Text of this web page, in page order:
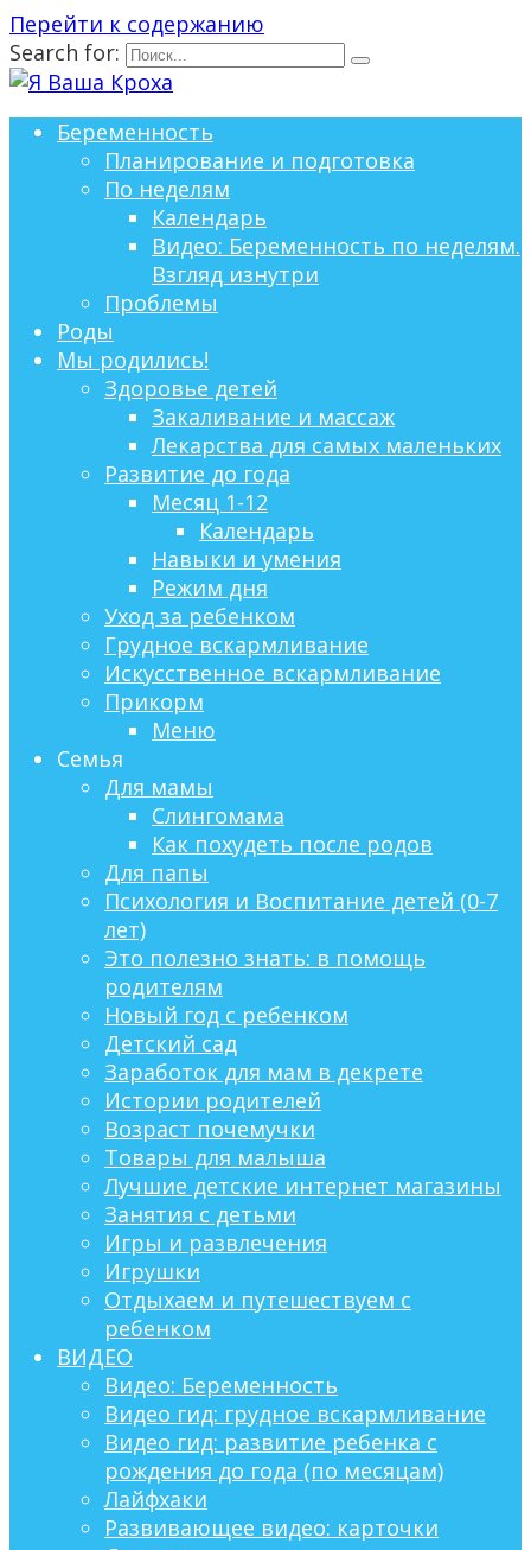
Перейти к содержанию
Search for:
Беременность
Планирование и подготовка
По неделям
Календарь
Видео: Беременность по неделям.
Взгляд изнутри
Проблемы
Роды
Мы родились!
Здоровье детей
Закаливание и массаж
Лекарства для самых маленьких
Развитие до года
Месяц 1-12
Календарь
Навыки и умения
Режим дня
Уход за ребенком
Грудное вскармливание
Искусственное вскармливание
Прикорм
Меню
Семья
Для мамы
Слингомама
Как похудеть после родов
Для папы
Психология и Воспитание детей (0-7
лет)
Это полезно знать: в помощь
родителям
Новый год с ребенком
Детский сад
Заработок для мам в декрете
Истории родителей
Возраст почемучки
Товары для малыша
Лучшие детские интернет магазины
Занятия с детьми
Игры и развлечения
Игрушки
Отдыхаем и путешествуем с
ребенком
ВИДЕО
Видео: Беременность
Видео гид: грудное вскармливание
Видео гид: развитие ребенка с
рождения до года (по месяцам)
Лайфхаки
Развивающее видео: карточки